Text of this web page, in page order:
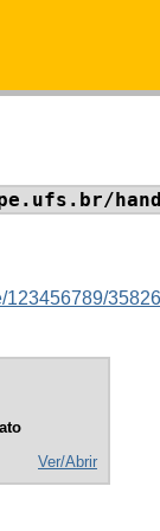
123456789/35826
Ver/Abrir